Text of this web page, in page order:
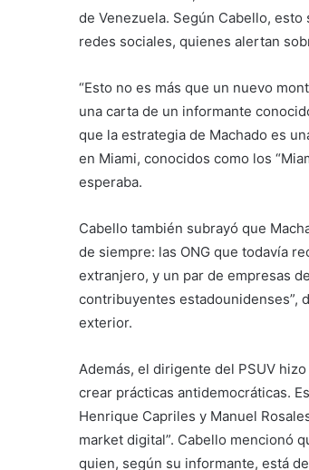
de Venezuela. Según Cabello,
redes sociales, quienes alertan
“Esto no es más que un nuevo
una carta de un informante
que la estrategia de Machado es
en Miami, conocidos como los
esperaba.
Cabello también subrayó que
de siempre: las ONG que todavía
extranjero, y un par de empresas
contribuyentes estadounidenses”,
exterior.
Además, el dirigente del PSUV
crear prácticas antidemocráticas.
Henrique Capriles y Manuel
market digital”. Cabello mencionó
quien, según su informante, está